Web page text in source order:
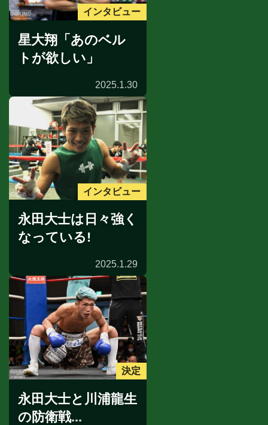
インタビュー
星大翔「あのベル
トが欲しい」
2025.1.30
インタビュー
永田大士は日々強く
なっている!
2025.1.29
決定
永田大士と川浦龍生
の防衛戦...